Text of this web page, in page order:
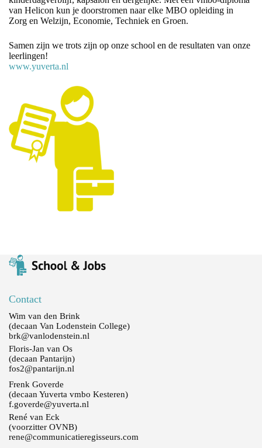
van Helicon kun je doorstromen naar elke MBO opleiding in
Zorg en Welzijn, Economie, Techniek en Groen.
Samen zijn we trots zijn op onze school en de resultaten van onze
leerlingen!
www.yuverta.nl
Contact
Wim van den Brink
(decaan Van Lodenstein College)
brk@vanlodenstein.nl
Floris-Jan van Os
(decaan Pantarijn)
fos2@pantarijn.nl
Frenk Goverde
(decaan Yuverta vmbo Kesteren)
f.goverde@yuverta.nl
René van Eck
(voorzitter OVNB)
rene@communicatieregisseurs.com